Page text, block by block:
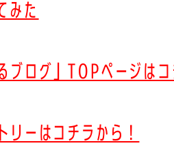
みた
るブログ」TOPページは
リーはコチラから！